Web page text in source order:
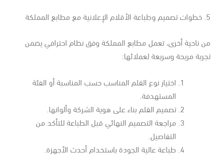
ناحية أخرى، تعمل مطابع المملكة وفق نظام احترافي يضمن
مريحة وسريعة لعملائها:
اختيار نوع القلم المناسب حسب المناسبة أو الفئة
المستهدفة.
تصميم القلم بناء على هوية الشركة وألوانها.
مراجعة التصميم النهائي قبل الطباعة للتأكد من
التفاصيل.
طباعة عالية الجودة باستخدام أحدث الأجهزة.